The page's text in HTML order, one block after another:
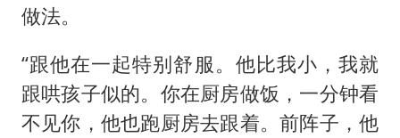
做法。
“跟他在一起特别舒服。他比我小，我就
跟哄孩子似的。你在厨房做饭，一分钟看
不见你，他也跑厨房去跟着。前阵子，他